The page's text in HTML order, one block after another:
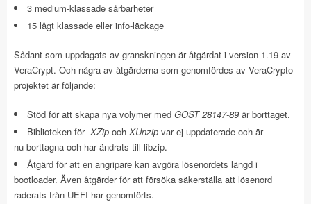
3 medium-klassade sårbarheter
15 lågt klassade eller info-läckage
Sådant som uppdagats av granskningen är åtgärdat i version 1.19 av
VeraCrypt. Och några av åtgärderna som genomfördes av VeraCrypto-
projektet är följande:
Stöd för att skapa nya volymer med GOST 28147-89 är borttaget.
Biblioteken för XZip och XUnzip var ej uppdaterade och är
nu borttagna och har ändrats till libzip.
Åtgärd för att en angripare kan avgöra lösenordets längd i
bootloader. Även åtgärder för att försöka säkerställa att lösenord
raderats från UEFI har genomförts.